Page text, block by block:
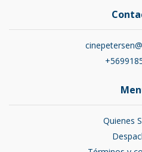
Quienes